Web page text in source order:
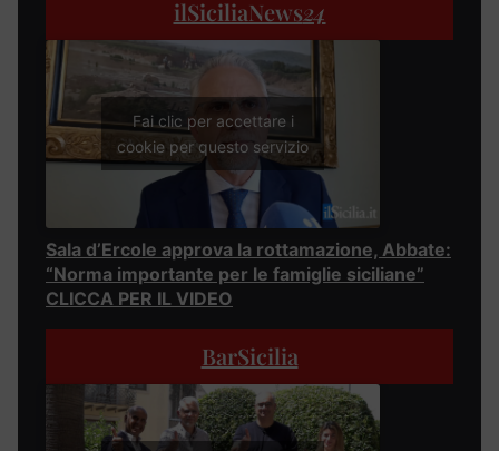
ilSiciliaNews24
Fai clic per accettare i
cookie per questo servizio
Sala d’Ercole approva la rottamazione, Abbate:
“Norma importante per le famiglie siciliane”
CLICCA PER IL VIDEO
BarSicilia